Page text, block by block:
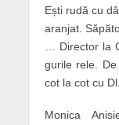
Ești rudă cu
aranjat.
… Director la
gurile rele.
cot la cot cu
Monica